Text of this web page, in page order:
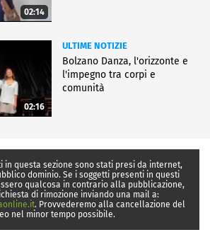
02:14
02:16
ULTIME NOTIZIE
Bolzano Danza, l'orizzonte e
l'impegno tra corpi e
comunità
in questa sezione sono stati presi da internet,
dominio. Se i soggetti presenti in questi
qualcosa in contrario alla pubblicazione,
di rimozione inviando una mail a:
. Provvederemo alla cancellazione del
nel minor tempo possibile.